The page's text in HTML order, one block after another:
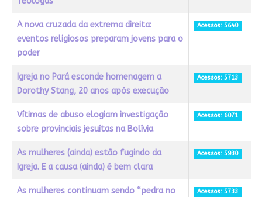
A nova cruzada da extrema direita:
eventos religiosos preparam jovens para o
poder
Acessos: 5640
Igreja no Pará esconde homenagem a
Dorothy Stang, 20 anos após execução
Acessos: 5713
Vítimas de abuso elogiam investigação
sobre provinciais jesuítas na Bolívia
Acessos: 6071
As mulheres (ainda) estão fugindo da
Igreja. E a causa (ainda) é bem clara
Acessos: 5930
As mulheres continuam sendo “pedra no
Acessos: 5733